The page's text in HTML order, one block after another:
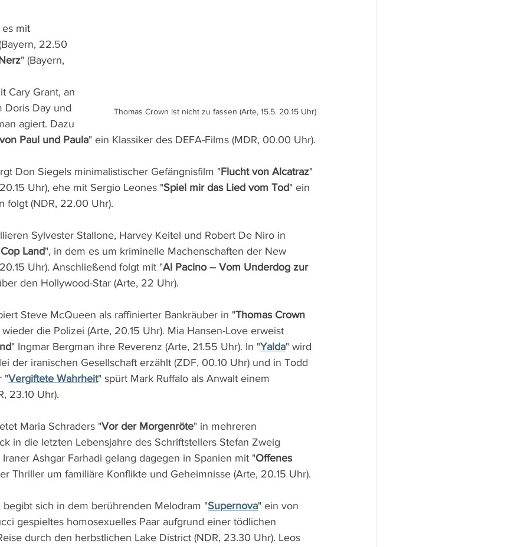
Thomas Crown ist nicht zu fassen (Arte, 15.5. 20.15 Uhr)
es mit
22.50
" (Bayern,
Cary Grant, an
Doris Day und
agiert. Dazu
Paul und Paula" ein Klassiker des DEFA-Films (MDR, 00.00 Uhr).
Don Siegels minimalistischer Gefängnisfilm "Flucht von Alcatraz"
Uhr), ehe mit Sergio Leones "Spiel mir das Lied vom Tod" ein
folgt (NDR, 22.00 Uhr).
Sylvester Stallone, Harvey Keitel und Robert De Niro in
Cop Land", in dem es um kriminelle Machenschaften der New
Uhr). Anschließend folgt mit "Al Pacino – Vom Underdog zur
den Hollywood-Star (Arte, 22 Uhr).
Steve McQueen als raffinierter Bankräuber in "Thomas Crown
die Polizei (Arte, 20.15 Uhr). Mia Hansen-Love erweist
" Ingmar Bergman ihre Reverenz (Arte, 21.55 Uhr). In "Yalda" wird
der iranischen Gesellschaft erzählt (ZDF, 00.10 Uhr) und in Todd
"Vergiftete Wahrheit" spürt Mark Ruffalo als Anwalt einem
23.10 Uhr).
Maria Schraders "Vor der Morgenröte" in mehreren
in die letzten Lebensjahre des Schriftstellers Stefan Zweig
Ashgar Farhadi gelang dagegen in Spanien mit "Offenes
Thriller um familiäre Konflikte und Geheimnisse (Arte, 20.15 Uhr).
begibt sich in dem berührenden Melodram "Supernova" ein von
gespieltes homosexuelles Paar aufgrund einer tödlichen
durch den herbstlichen Lake District (NDR, 23.30 Uhr). Leos